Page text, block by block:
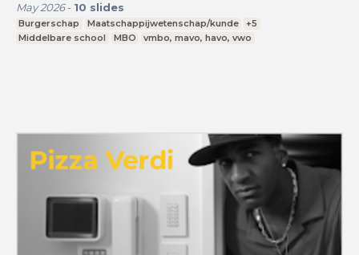
May 2026- 10 slides
Burgerschap Maatschappijwetenschap/kunde
+5
Middelbare school
MBO vmbo, mavo, havo, vwo